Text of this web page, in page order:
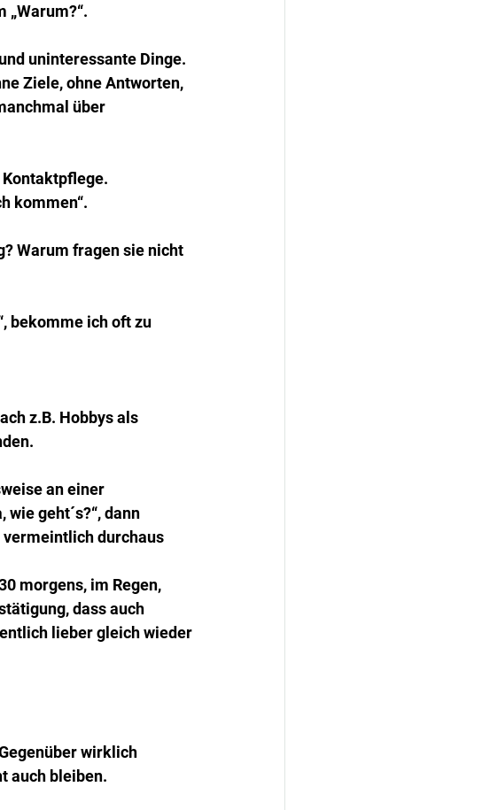
uninteressante Dinge.
Ziele, ohne Antworten,
über
kommen“.
Warum fragen sie nicht
bekomme ich oft zu
z.B. Hobbys als
an einer
geht´s?“, dann
durchaus
morgens, im Regen,
dass auch
lieber gleich wieder
wirklich
auch bleiben.